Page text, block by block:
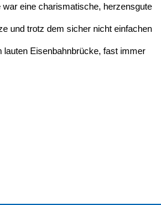
eine charismatische, herzensgute
und trotz dem sicher nicht einfachen
lauten Eisenbahnbrücke, fast immer